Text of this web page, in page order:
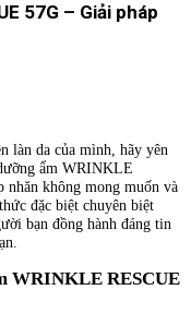
57G – Giải pháp
làn da của mình, hãy yên
ẩm WRINKLE
nhăn không mong muốn và
đặc biệt chuyên biệt
bạn đồng hành đáng tin
WRINKLE RESCUE